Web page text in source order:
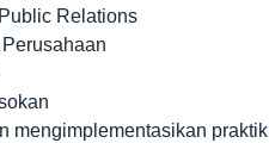
Relations
mengimplementasikan